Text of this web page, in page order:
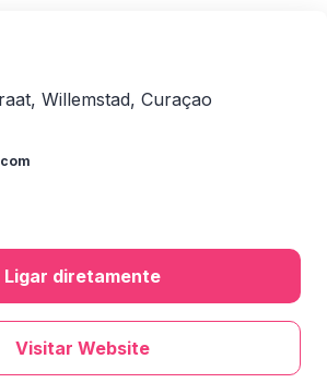
Willemstad, Curaçao
Ligar diretamente
Visitar Website